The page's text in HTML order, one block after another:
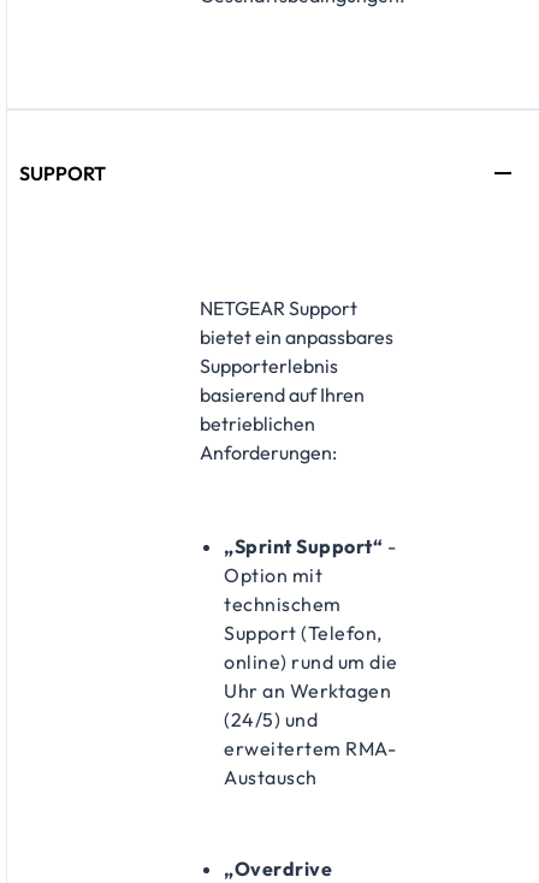
SUPPORT
​NETGEAR Support
bietet ein anpassbares
Supporterlebnis
basierend auf Ihren
betrieblichen
Anforderungen:
„Sprint Support“ -
Option mit
technischem
Support (Telefon,
online) rund um die
Uhr an Werktagen
(24/5) und
erweitertem RMA-
Austausch
„Overdrive